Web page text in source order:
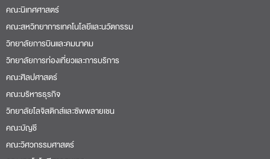
คณะนิเทศศาสตร์
คณะสหวิทยาการเทคโนโลยีและนวัตกรรม
วิทยาลัยการบินและคมนาคม
วิทยาลัยการท่องเที่ยวและการบริการ
คณะศิลปศาสตร์
คณะบริหารธุรกิจ
วิทยาลัยโลจิสติกส์และซัพพลายเชน
คณะบัญชี
คณะวิศวกรรมศาสตร์